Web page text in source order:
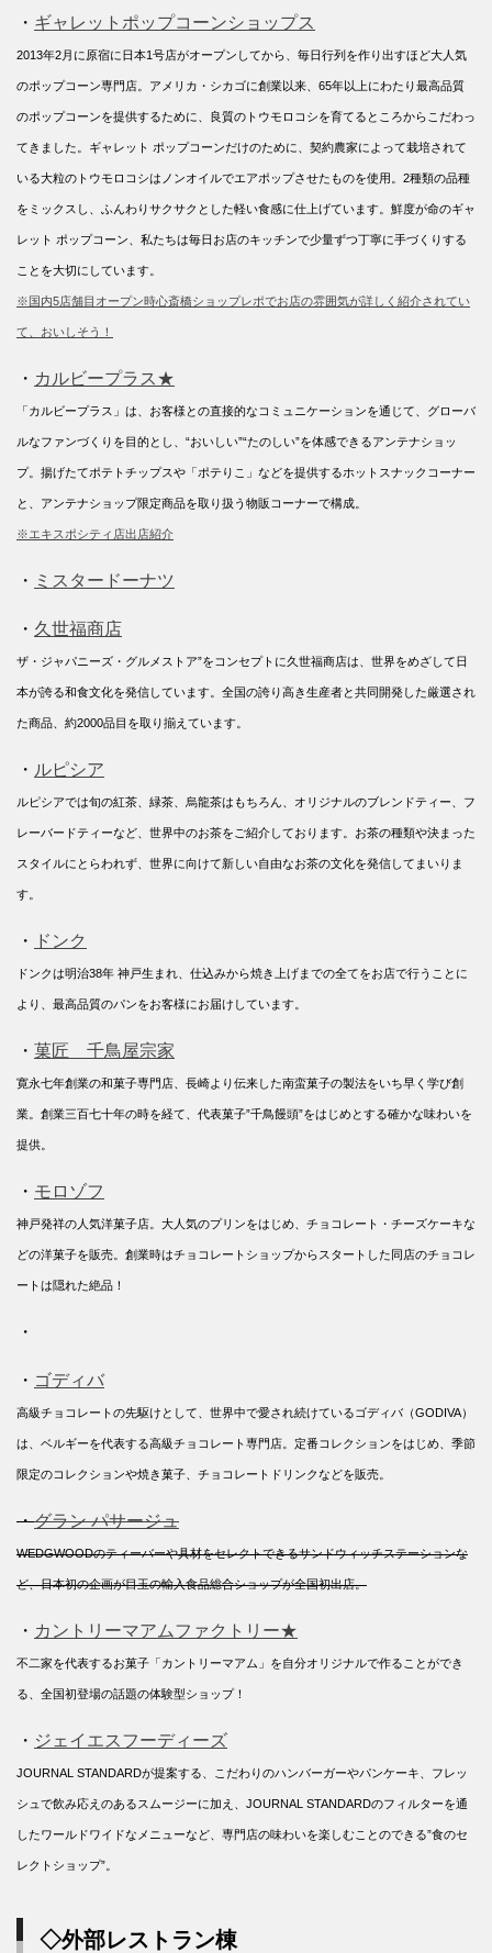
・ ギャレットポップコーンショップス
2013年2月に原宿に日本1号店がオープンしてから、毎日行列を作り出すほど大人気
のポップコーン専門店。アメリカ・シカゴに創業以来、65年以上にわたり最高品質
のポップコーンを提供するために、良質のトウモロコシを育てるところからこだわっ
てきました。ギャレット ポップコーンだけのために、契約農家によって栽培されて
いる大粒のトウモロコシはノンオイルでエアポップさせたものを使用。2種類の品種
をミックスし、ふんわりサクサクとした軽い食感に仕上げています。鮮度が命のギャ
レット ポップコーン、私たちは毎日お店のキッチンで少量ずつ丁寧に手づくりする
ことを大切にしています。
※国内5店舗目オープン時心斎橋ショップレポでお店の雰囲気が詳しく紹介されてい
て、おいしそう！
・ カルビープラス★
「カルビープラス」は、お客様との直接的なコミュニケーションを通じて、グローバ
ルなファンづくりを目的とし、“おいしい”“たのしい”を体感できるアンテナショッ
プ。揚げたてポテトチップスや「ポテりこ」などを提供するホットスナックコーナー
と、アンテナショップ限定商品を取り扱う物販コーナーで構成。
※エキスポシティ店出店紹介
・ ミスタードーナツ
・ 久世福商店
ザ・ジャパニーズ・グルメストア”をコンセプトに久世福商店は、世界をめざして日
本が誇る和食文化を発信しています。全国の誇り高き生産者と共同開発した厳選され
た商品、約2000品目を取り揃えています。
・ ルピシア
ルピシアでは旬の紅茶、緑茶、烏龍茶はもちろん、オリジナルのブレンドティー、フ
レーバードティーなど、世界中のお茶をご紹介しております。お茶の種類や決まった
スタイルにとらわれず、世界に向けて新しい自由なお茶の文化を発信してまいりま
す。
・ ドンク
ドンクは明治38年 神戸生まれ、仕込みから焼き上げまでの全てをお店で行うことに
より、最高品質のパンをお客様にお届けしています。
・ 菓匠 千鳥屋宗家
寛永七年創業の和菓子専門店、長崎より伝来した南蛮菓子の製法をいち早く学び創
業。創業三百七十年の時を経て、代表菓子”千鳥饅頭”をはじめとする確かな味わいを
提供。
・ モロゾフ
神戸発祥の人気洋菓子店。大人気のプリンをはじめ、チョコレート・チーズケーキな
どの洋菓子を販売。創業時はチョコレートショップからスタートした同店のチョコレ
ートは隠れた絶品！
・
・ ゴディバ
高級チョコレートの先駆けとして、世界中で愛され続けているゴディバ（GODIVA）
は、ベルギーを代表する高級チョコレート専門店。定番コレクションをはじめ、季節
限定のコレクションや焼き菓子、チョコレートドリンクなどを販売。
・グラン パサージュ
WEDGWOODのティーバーや具材をセレクトできるサンドウィッチステーションな
ど、日本初の企画が目玉の輸入食品総合ショップが全国初出店。
・ カントリーマアムファクトリー★
不二家を代表するお菓子「カントリーマアム」を自分オリジナルで作ることができ
る、全国初登場の話題の体験型ショップ！
・ ジェイエスフーディーズ
JOURNAL STANDARDが提案する、こだわりのハンバーガーやパンケーキ、フレッ
シュで飲み応えのあるスムージーに加え、JOURNAL STANDARDのフィルターを通
したワールドワイドなメニューなど、専門店の味わいを楽しむことのできる”食のセ
レクトショップ”。
◇外部レストラン棟